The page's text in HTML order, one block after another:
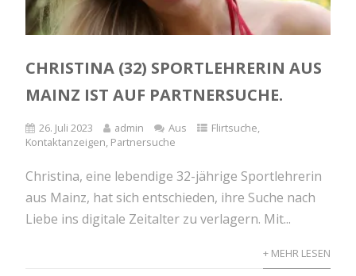
CHRISTINA (32) SPORTLEHRERIN AUS
MAINZ IST AUF PARTNERSUCHE.
26. Juli 2023 admin Aus Flirtsuche,
Kontaktanzeigen, Partnersuche
Christina, eine lebendige 32-jährige Sportlehrerin
aus Mainz, hat sich entschieden, ihre Suche nach
Liebe ins digitale Zeitalter zu verlagern. Mit...
+ MEHR LESEN